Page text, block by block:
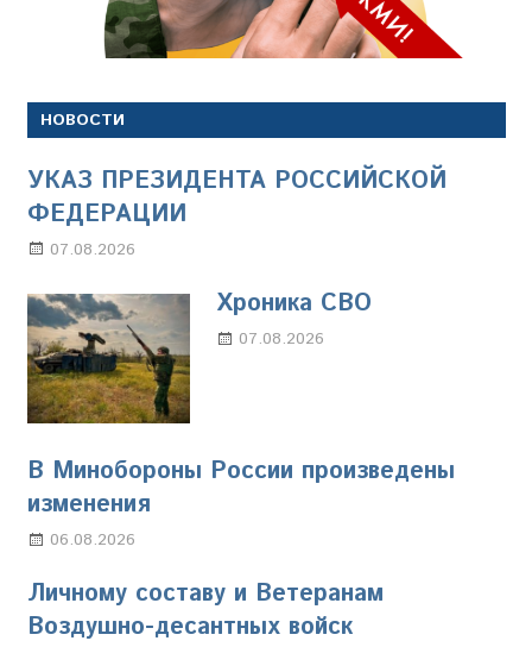
НОВОСТИ
УКАЗ ПРЕЗИДЕНТА РОССИЙСКОЙ
ФЕДЕРАЦИИ
07.08.2026
Хроника СВО
07.08.2026
В Минобороны России произведены
изменения
06.08.2026
Личному составу и Ветеранам
Воздушно-десантных войск